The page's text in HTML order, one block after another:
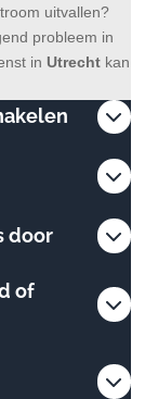
uitvallen?
probleem in
in Utrecht kan
door
of